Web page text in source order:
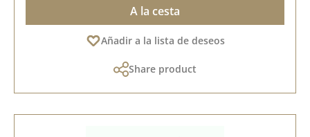
A la cesta
Añadir a la lista de deseos
Share product